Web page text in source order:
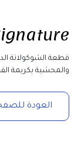
والمحشية بكريمة
العودة